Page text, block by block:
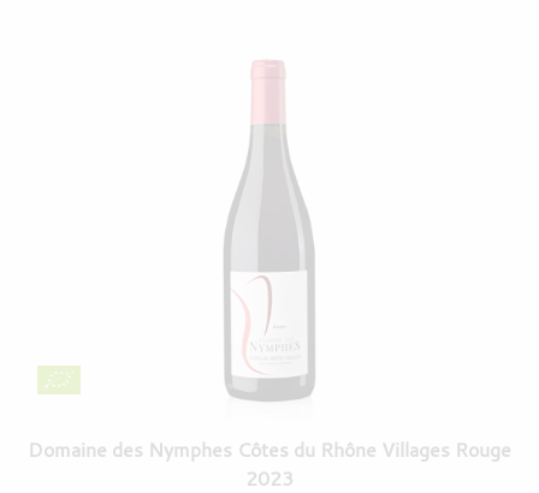
Domaine des Nymphes Côtes du Rhône Villages Rouge
2023